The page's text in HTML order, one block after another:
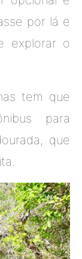
por lá e
explorar o
tem que
para
que